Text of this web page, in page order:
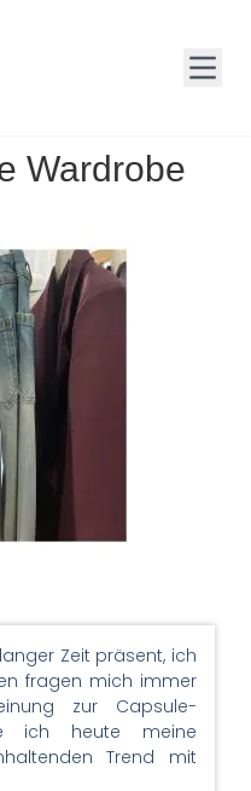
Wardrobe
Zeit präsent, ich
fragen mich immer
zur Capsule-
ich heute meine
Trend mit